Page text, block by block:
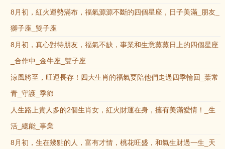
8月初，紅火運勢滿布，福氣源源不斷的四個星座，日子美滿_朋友_
獅子座_雙子座
8月初，真心對待朋友，福氣不缺，事業和生意蒸蒸日上的四個星座
_合作中_金牛座_雙子座
涼風將至，旺運長存！四大生肖的福氣要陪他們走過四季輪回_葉常
青_守護_季節
人生路上貴人多的2個生肖女，紅火財運在身，擁有美滿愛情！_生
活_總能_事業
8月初，生在幾點的人，富有才情，桃花旺盛，和氣生財過一生_天